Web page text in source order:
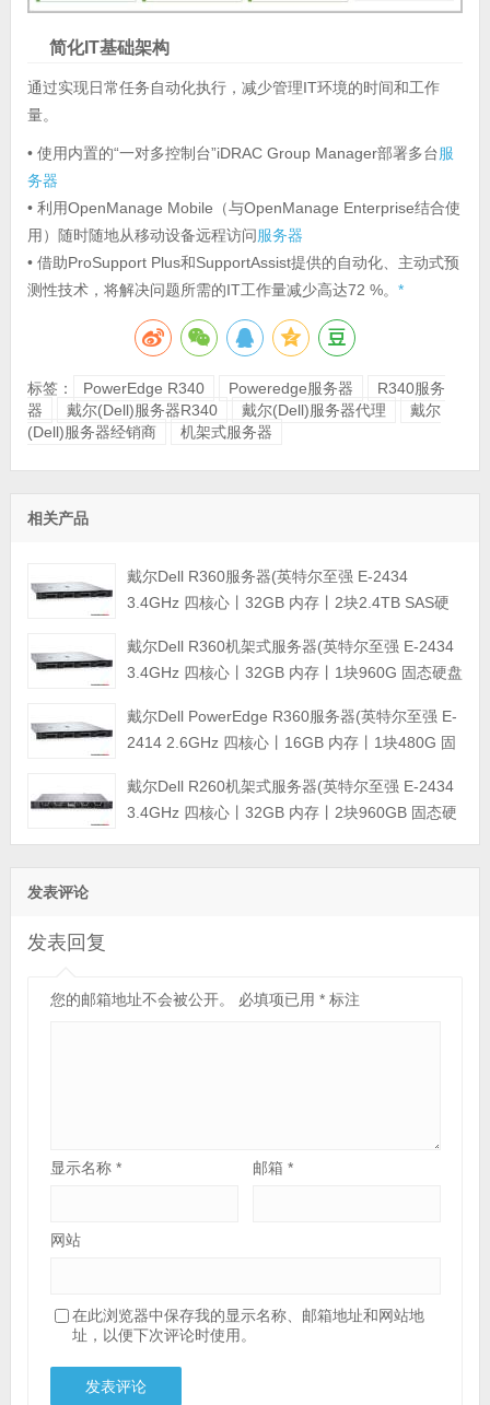
简化IT基础架构
通过实现日常任务自动化执行，减少管理IT环境的时间和工作
量。
• 使用内置的“一对多控制台”iDRAC Group Manager部署多台服
务器
• 利用OpenManage Mobile（与OpenManage Enterprise结合使
用）随时随地从移动设备远程访问服务器
• 借助ProSupport Plus和SupportAssist提供的自动化、主动式预
测性技术，将解决问题所需的IT工作量减少高达72 %。 *
标签： PowerEdge R340 Poweredge服务器
R340服务
器
戴尔(Dell)服务器R340 戴尔(Dell)服务器代理
戴尔
(Dell)服务器经销商
机架式服务器
相关产品
戴尔Dell R360服务器(英特尔至强 E-2434
3.4GHz 四核心丨32GB 内存丨2块2.4TB SAS硬
戴尔Dell R360机架式服务器(英特尔至强 E-2434
3.4GHz 四核心丨32GB 内存丨1块960G 固态硬盘
修)
戴尔Dell PowerEdge R360服务器(英特尔至强 E-
2414 2.6GHz 四核心丨16GB 内存丨1块480G 固
三年保修)
戴尔Dell R260机架式服务器(英特尔至强 E-2434
3.4GHz 四核心丨32GB 内存丨2块960GB 固态硬
发表评论
发表回复
您的邮箱地址不会被公开。 必填项已用 *标注
显示名称 * 邮箱*
网站
在此浏览器中保存我的显示名称、邮箱地址和网站地
址，以便下次评论时使用。